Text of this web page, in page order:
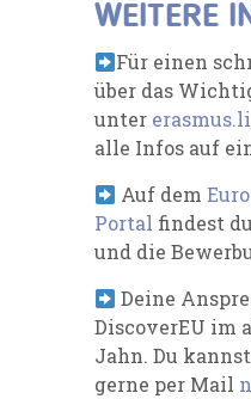
WEITERE
Für einen
über das
unter erasmus.li
alle Infos auf
Auf dem
Portal findest
und die
Deine
DiscoverEU im
Jahn. Du
gerne per Mail